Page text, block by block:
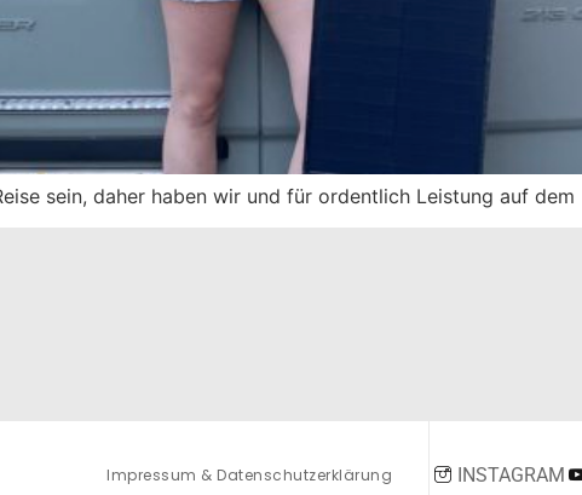
sein, daher haben wir und für ordentlich Leistung auf
Impressum & Datenschutzerklärung INSTAGRAM